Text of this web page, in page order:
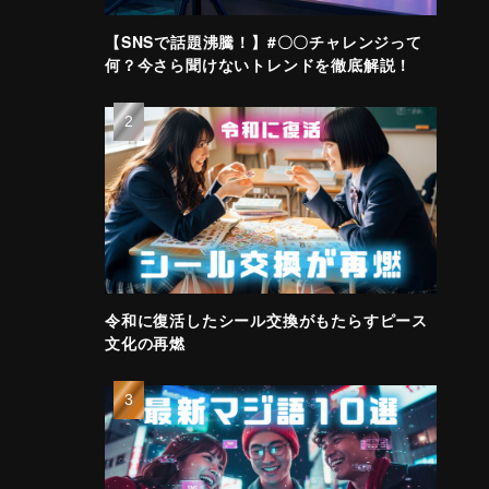
【SNSで話題沸騰！】#〇〇チャレンジって
何？今さら聞けないトレンドを徹底解説！
令和に復活したシール交換がもたらすピース
文化の再燃